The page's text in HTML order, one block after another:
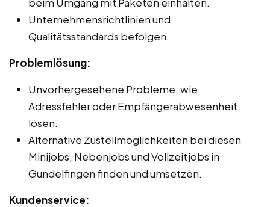
Unternehmensrichtlinien und
Qualitätsstandards befolgen.
Problemlösung:
Unvorhergesehene Probleme, wie
Adressfehler oder Empfängerabwesenheit,
lösen.
Alternative Zustellmöglichkeiten bei diesen
Minijobs, Nebenjobs und Vollzeitjobs in
Gundelfingen finden und umsetzen.
Kundenservice: